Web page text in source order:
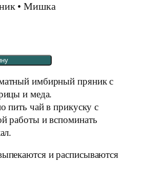
• Мишка
имбирный пряник с
и меда.
пить чай в прикуску с
работы и вспоминать
и расписываются